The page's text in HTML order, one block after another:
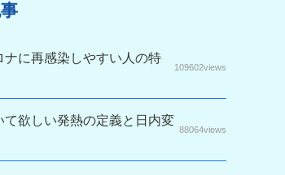
ナに再感染しやすい人の特
109602views
て欲しい発熱の定義と日内変
88064views